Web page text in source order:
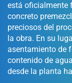
está oficialmente
concreto
preciosos del
la obra. En su
asentamiento de
contenido de
desde la planta